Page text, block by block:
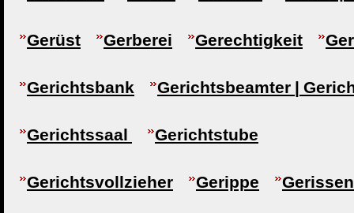
Gerüst Gerberei Gerechtigkeit
Gerichtsbank Gerichtsbeamter |
Gerichtssaal Gerichtstube
Gerichtsvollzieher Gerippe